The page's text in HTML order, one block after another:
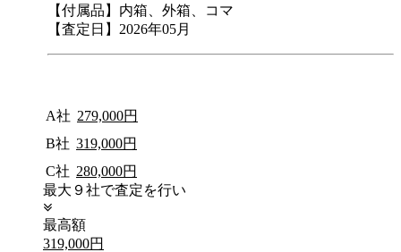
【付属品】内箱、外箱、コマ
【査定日】2026年05月
A社 279,000円
B社 319,000円
C社 280,000円
最大９社で査定を行い
最高額
319,000円